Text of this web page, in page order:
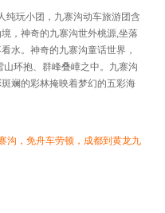
纯玩小团，九寨沟动车旅游团含
，神奇的九寨沟世外桃源,坐落
水。神奇的九寨沟童话世界，
环抱、群峰叠嶂之中。九寨沟
斓的彩林掩映着梦幻的五彩海
沟，免舟车劳顿，成都到黄龙九